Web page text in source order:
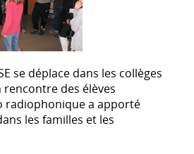
se déplace dans les collèges
rencontre des élèves
radiophonique a apporté
les familles et les